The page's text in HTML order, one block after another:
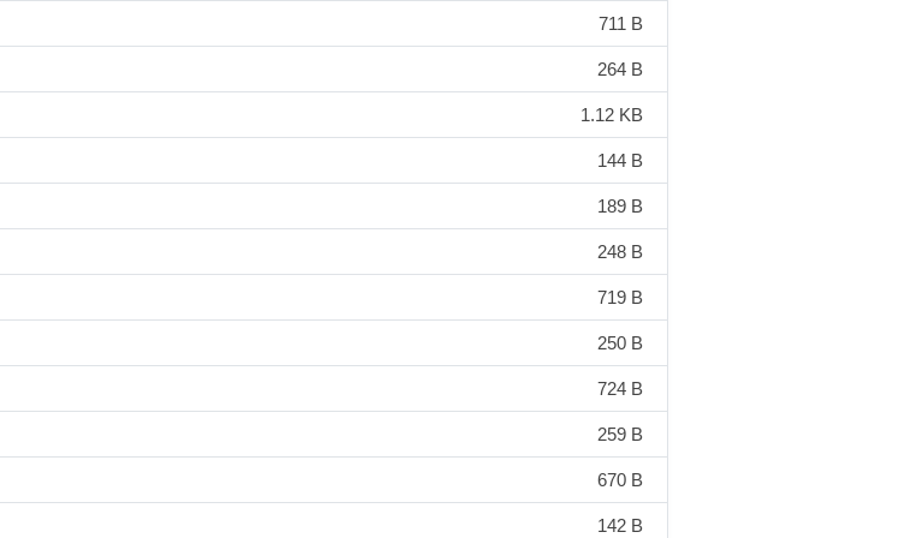
711 B
264 B
1.12 KB
144 B
189 B
248 B
719 B
250 B
724 B
259 B
670 B
142 B